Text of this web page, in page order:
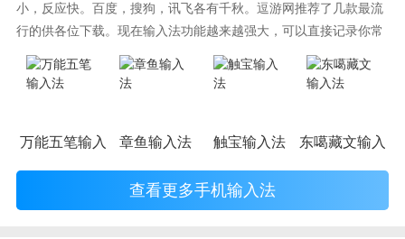
不管你是在国内任何地方，只要你叫了货拉拉，就会给
你配置当地的司机，给你进行服务。甚至在东南亚那边
的国家都能使用货拉拉，让你的出行不再烦恼。
拉是真的非常便宜的，而且服务是很真诚的，一切以用
户的美好体验为标准。
小，反应快。百度，搜狗，讯飞各有千秋。逗游网推荐了几款最流
行的供各位下载。现在输入法功能越来越强大，可以直接记录你常
使用的词语，并且还有各种新鲜好玩的表情，一款好的输入法直接
影响到你的打字速度哦。
万能五笔输入法章鱼输入法 触宝输入法 东噶藏文输入法
查看更多手机输入法